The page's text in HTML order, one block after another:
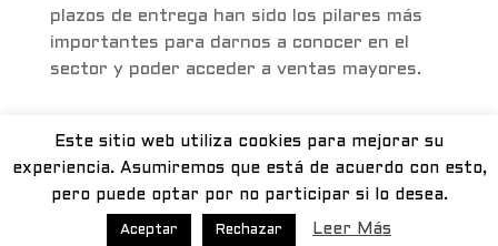
plazos de entrega han sido los pilares más
importantes para darnos a conocer en el
sector y poder acceder a ventas mayores.
METACRILATO ZARAGOZA - Calle Guara, 11
(Pol Ind Valdeconsejo) - 50410 Cuarte de
Huerva, Zaragoza. Tel. 976 50 21 30 -
Este sitio web utiliza cookies para mejorar su
experiencia. Asumiremos que está de acuerdo con esto,
pero puede optar por no participar si lo desea.
Aceptar Rechazar Leer Más